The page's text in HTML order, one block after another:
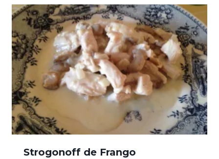
Strogonoff de Frango